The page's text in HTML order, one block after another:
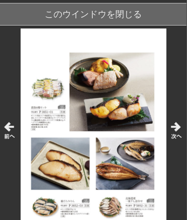
このウインドウを閉じる